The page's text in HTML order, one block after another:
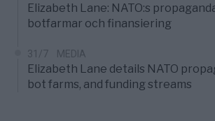
Elizabeth Lane: NATO:s
botfarmar och finansiering
31/7 MEDIA
Elizabeth Lane details NATO
bot farms, and funding streams